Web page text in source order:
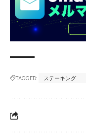
TAGGED: ステーキング